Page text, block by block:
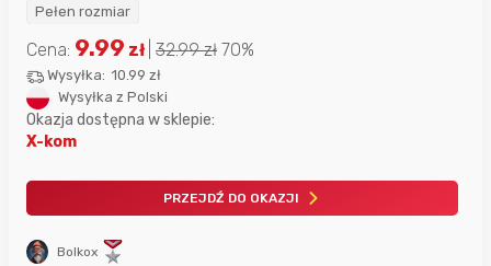
Pełen rozmiar
Bolkox
Cena: 9.99 zł 32.99zł 70%
Wysyłka: 10.99 zł
Wysyłka z Polski
Okazja dostępna w sklepie:
X-kom
PRZEJDŹ DO OKAZJI